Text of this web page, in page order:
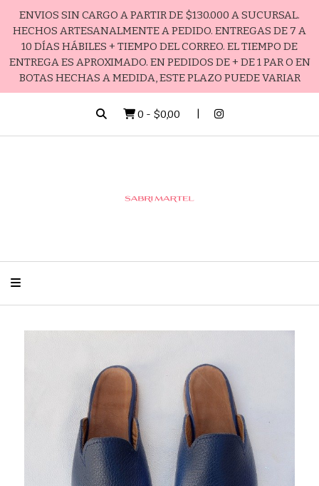
ENVIOS SIN CARGO A PARTIR DE $130.000 A SUCURSAL.
HECHOS ARTESANALMENTE A PEDIDO. ENTREGAS DE 7 A
10 DÍAS HÁBILES + TIEMPO DEL CORREO. EL TIEMPO DE
ENTREGA ES APROXIMADO. EN PEDIDOS DE + DE 1 PAR O EN
BOTAS HECHAS A MEDIDA, ESTE PLAZO PUEDE VARIAR
0 - $0,00